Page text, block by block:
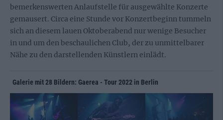
bemerkenswerten Anlaufstelle für ausgewählte Konzerte
gemausert. Circa eine Stunde vor Konzertbeginn tummeln
sich an diesem lauen Oktoberabend nur wenige Besucher
in und um den beschaulichen Club, der zu unmittelbarer
Nähe zu den darstellenden Künstlern einlädt.
Galerie mit 28 Bildern: Gaerea - Tour 2022 in Berlin